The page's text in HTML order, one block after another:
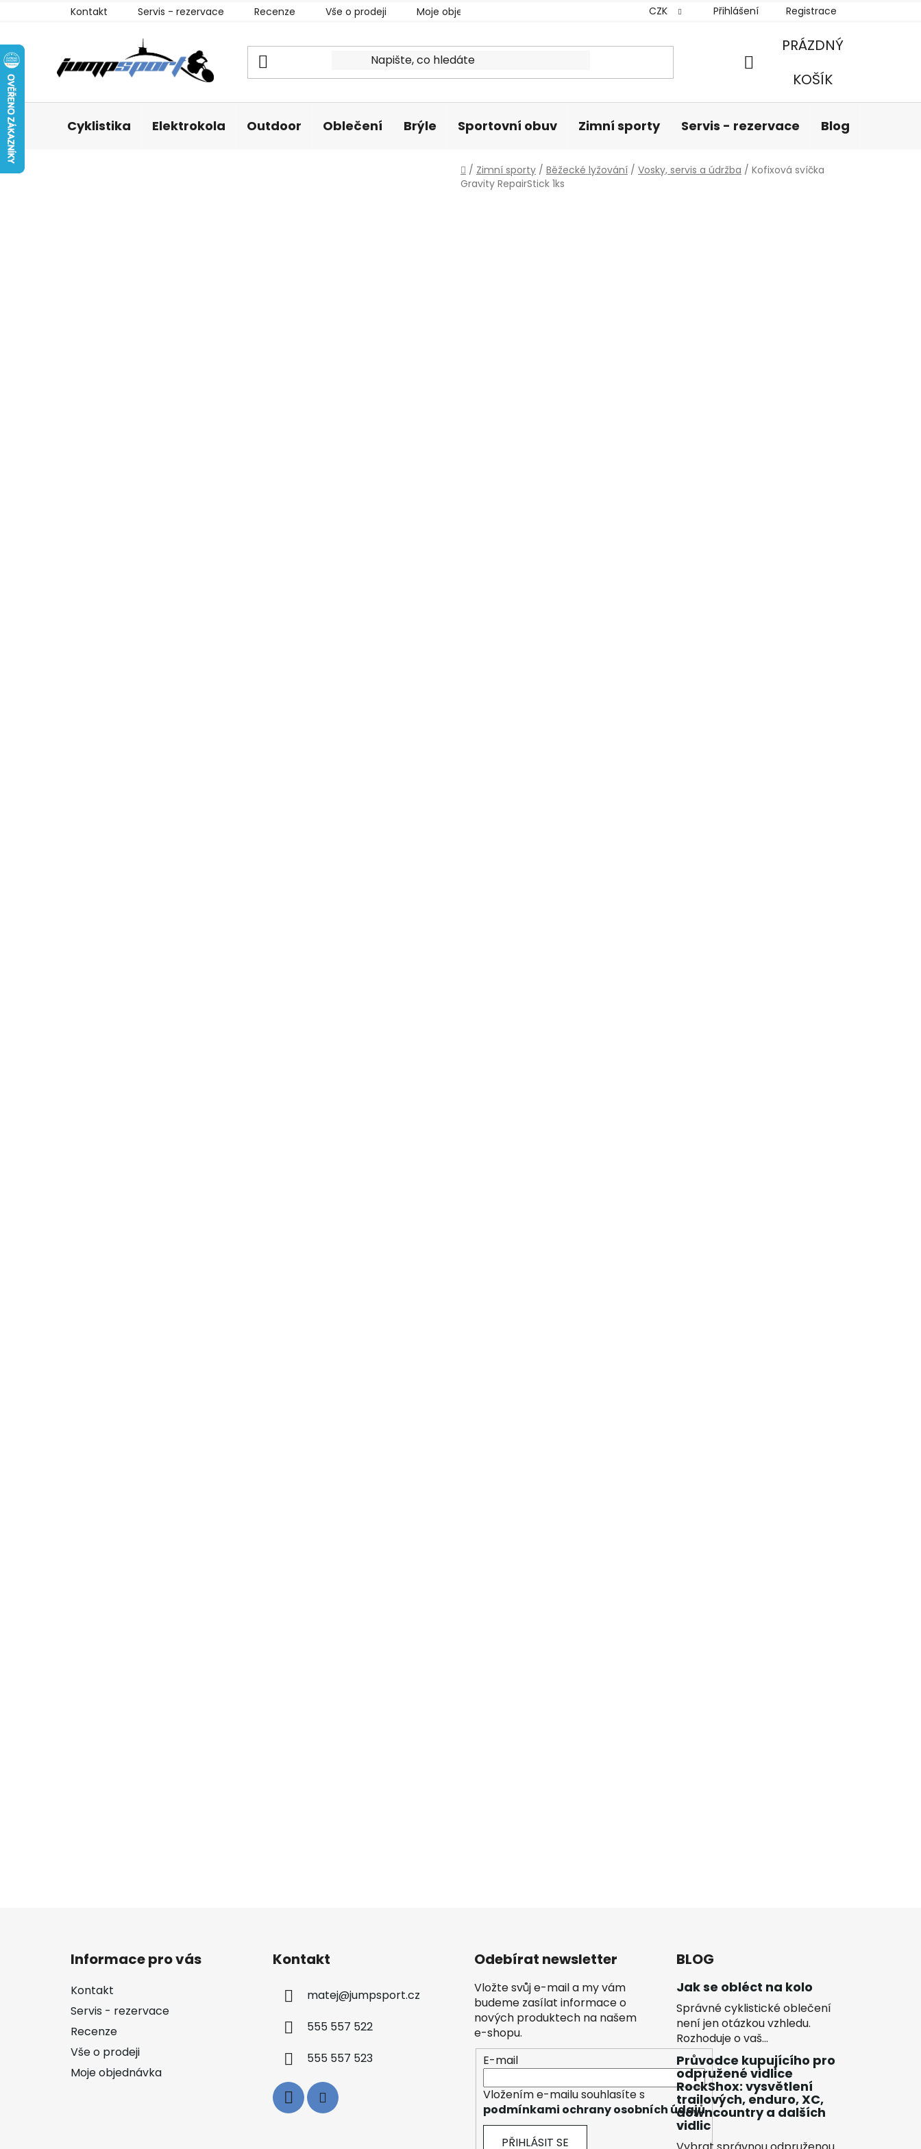
Kontakt Servis - rezervace Recenze Vše o prodeji Moje objednávka CZK Přihlášení Registrace
NÁKUPNÍ
PRÁZDNÝ
KOŠÍK
Cyklistika Elektrokola Outdoor Oblečení Brýle Sportovní obuv Zimní sporty Servis - rezervace Blog
Domů
/ Zimní sporty / Běžecké lyžování / Vosky, servis a údržba / Kofixová svíčka
Gravity RepairStick 1ks
Informace pro vás
Kontakt
Servis - rezervace
Recenze
Vše o prodeji
Moje objednávka
Kontakt
matej@jumpsport.cz
555 557 522
555 557 523
Odebírat newsletter
Vložte svůj e-mail a my vám
budeme zasílat informace o
nových produktech na našem
e-shopu.
E-mail
Vložením e-mailu souhlasíte s
podmínkami ochrany osobních údajů
PŘIHLÁSIT SE
BLOG
Jak se obléct na kolo
Správné cyklistické oblečení
není jen otázkou vzhledu.
Rozhoduje o vaš...
Průvodce kupujícího pro
odpružené vidlice
RockShox: vysvětlení
trailových, enduro, XC,
downcountry a dalších
vidlic